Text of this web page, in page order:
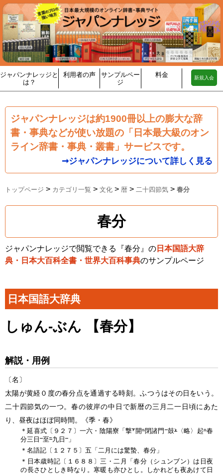
ジャパンナレッジと
は？
利用者の声
サンプルペー
ジ
料金 新規入会
ジャパンナレッジは約1900冊以上の膨大な辞
書・事典などが使い放題の「日本最大級のオン
ライン辞書・事典・叢書」サービスです。
➞ジャパンナレッジについて詳しく見る
トップページ > カテゴリ一覧 > 文化 > 暦 > 二十四節気 > 春分
春分
ジャパンナレッジで閲覧できる『春分』の 日本国語大辞
典・日本大百科全書・世界大百科事典のサンプルページ
日本国語大辞典
しゅん‐ぶん 【春分】
解説・用例
〔名〕
太陽が黄経０度の春分点を通過する時刻。ふつうはその日をいう。
二十四節気の一つ。春の彼岸の中日で新暦の三月二一日頃にあた
り、昼夜はほぼ同時間。《季・春》
＊延喜式〔９２７〕一六・陰陽寮「撃 開 閉諸門 鼓 〈略〉起 春
分三日 至 九日
」
＊名語記〔１２７５〕五「二月には驚蟄、春分 」
＊日本歳時記〔１６８８〕三・二月「春分（シュンブン）は日夜
の長さひとしき時なり。寒暖も亦ひとし。しかれども夜あけて日